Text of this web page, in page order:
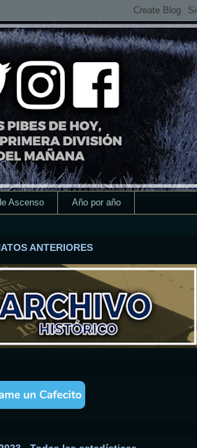
Ascenso Año por año
ANTERIORES